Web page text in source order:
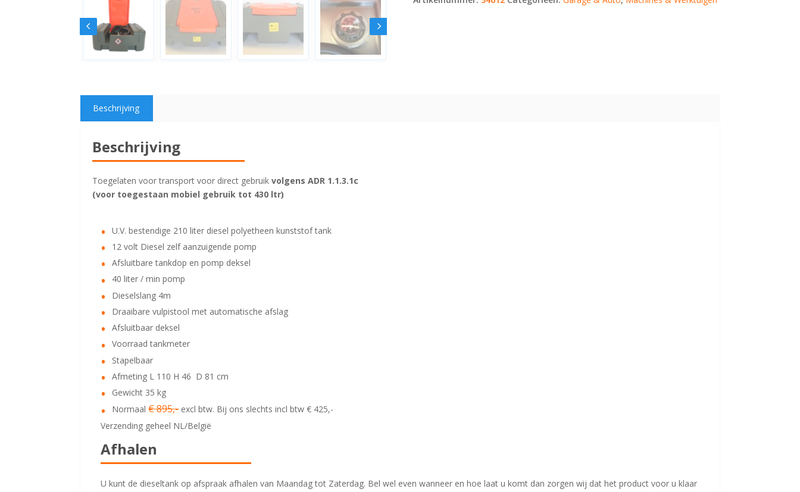
Beschrijving
Beschrijving
Toegelaten voor transport voor direct gebruikvolgens ADR 1.1.3.1c
(voor toegestaan mobiel gebruik tot 430 ltr)
U.V. bestendige 210 liter diesel polyetheen kunststof tank
12 volt Diesel zelf aanzuigende pomp
Afsluitbare tankdop en pomp deksel
40 liter / min pomp
Dieselslang 4m
Draaibare vulpistool met automatische afslag
Afsluitbaar deksel
Voorraad tankmeter
Stapelbaar
Afmeting L 110 H 46 D 81 cm
Gewicht 35 kg
Normaal€ 895,-excl btw. Bij ons slechts incl btw € 425,-
Verzending geheel NL/België
Afhalen
U kunt de dieseltank op afspraak afhalen van Maandag tot Zaterdag. Bel wel even wanneer en hoe laat u komt dan zorgen wij dat het product voor u klaar